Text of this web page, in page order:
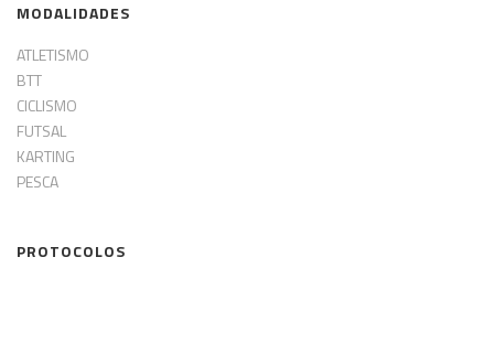
MODALIDADES
ATLETISMO
BTT
CICLISMO
FUTSAL
KARTING
PESCA
PROTOCOLOS